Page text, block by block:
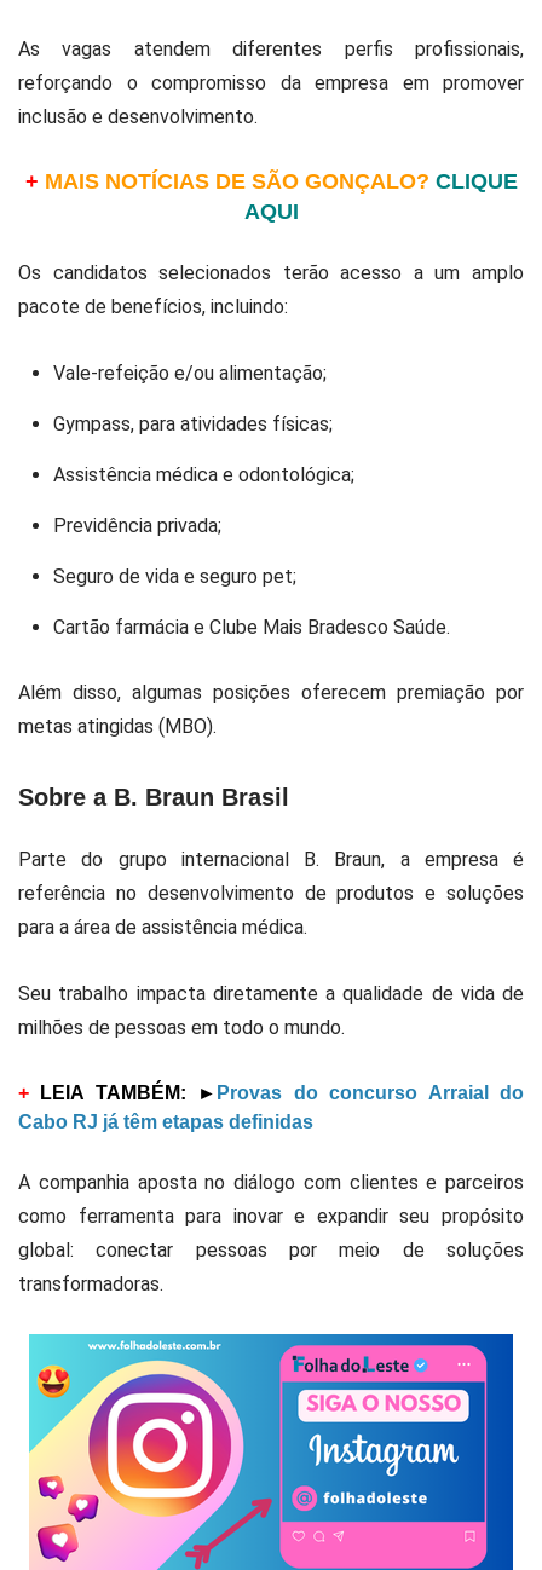
As vagas atendem diferentes perfis profissionais,
reforçando o compromisso da empresa em promover
inclusão e desenvolvimento.
+ MAIS NOTÍCIAS DE SÃO GONÇALO? CLIQUE
AQUI
Os candidatos selecionados terão acesso a um amplo
pacote de benefícios, incluindo:
Vale-refeição e/ou alimentação;
Gympass, para atividades físicas;
Assistência médica e odontológica;
Previdência privada;
Seguro de vida e seguro pet;
Cartão farmácia e Clube Mais Bradesco Saúde.
Além disso, algumas posições oferecem premiação por
metas atingidas (MBO).
Sobre a B. Braun Brasil
Parte do grupo internacional B. Braun, a empresa é
referência no desenvolvimento de produtos e soluções
para a área de assistência médica.
Seu trabalho impacta diretamente a qualidade de vida de
milhões de pessoas em todo o mundo.
+ LEIA TAMBÉM: ► Provas do concurso Arraial do
Cabo RJ já têm etapas definidas
A companhia aposta no diálogo com clientes e parceiros
como ferramenta para inovar e expandir seu propósito
global: conectar pessoas por meio de soluções
transformadoras.